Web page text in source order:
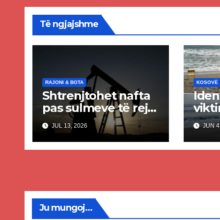
Të ngjajshme
RAJONI & BOTA
Shtrenjtohet nafta
pas sulmeve të reja
SHBA–Iran
JUL 13, 2026
KOSOVË
JUN
Ju mungoj...